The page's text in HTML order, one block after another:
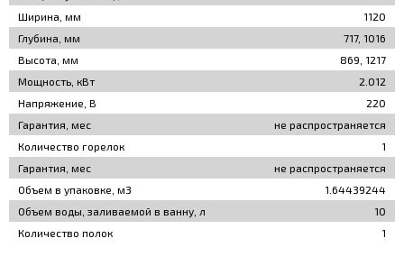
Ширина, мм
1120
Глубина, мм
717, 1016
Высота, мм
869, 1217
Мощность, кВт
2.012
Напряжение, В
220
Гарантия, мес
не распространяется
Количество горелок
1
Гарантия, мес
не распространяется
Объем в упаковке, м3
1.64439244
Объем воды, заливаемой в ванну, л
10
Количество полок
1